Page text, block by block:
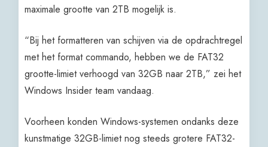
maximale grootte van 2TB mogelijk is.
“Bij het formatteren van schijven via de opdrachtregel
met het format commando, hebben we de FAT32
grootte-limiet verhoogd van 32GB naar 2TB,” zei het
Windows Insider team vandaag.
Voorheen konden Windows-systemen ondanks deze
kunstmatige 32GB-limiet nog steeds grotere FAT32-